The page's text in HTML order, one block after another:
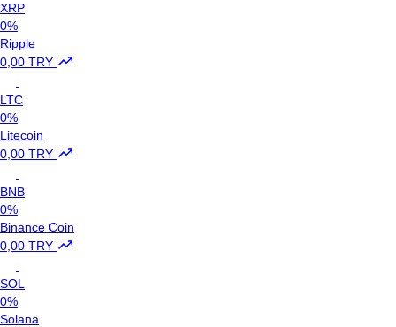
XRP
0%
Ripple
0,00 TRY
LTC
0%
Litecoin
0,00 TRY
BNB
0%
Binance Coin
0,00 TRY
SOL
0%
Solana